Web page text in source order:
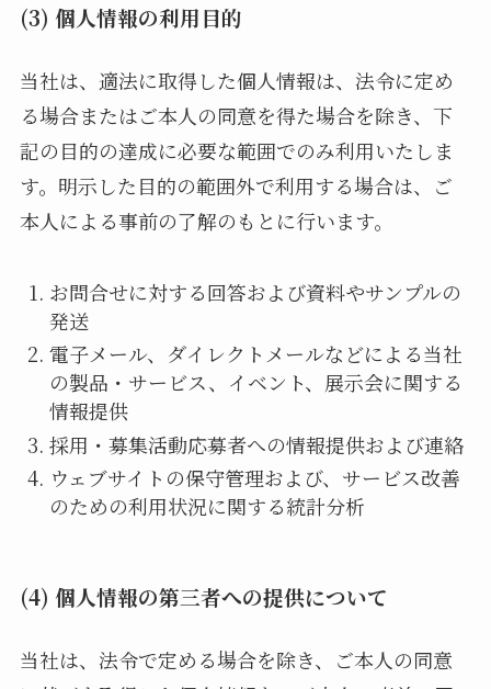
(3) 個人情報の利用目的
当社は、適法に取得した個人情報は、法令に定め
る場合またはご本人の同意を得た場合を除き、下
記の目的の達成に必要な範囲でのみ利用いたしま
す。明示した目的の範囲外で利用する場合は、ご
本人による事前の了解のもとに行います。
お問合せに対する回答および資料やサンプルの
発送
電子メール、ダイレクトメールなどによる当社
の製品・サービス、イベント、展示会に関する
情報提供
採用・募集活動応募者への情報提供および連絡
ウェブサイトの保守管理および、サービス改善
のための利用状況に関する統計分析
(4) 個人情報の第三者への提供について
当社は、法令で定める場合を除き、ご本人の同意